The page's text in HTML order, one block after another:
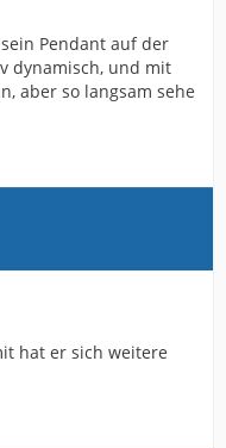
Pendant auf der
dynamisch, und mit
aber so langsam sehe
hat er sich weitere